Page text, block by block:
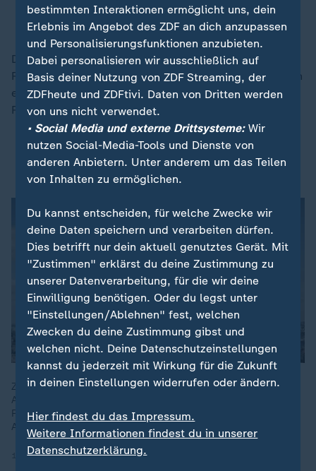
Bundesregierung
Die Verhandlungsoption sei "nicht glaubwürdig", weil
Russland seine Bedingungen nicht geändert habe. "Ein
erster Test der Glaubwürdigkeit wäre es, wenn
Russland die Waffenruhe verlängert", hieß es weiter.
Regierung bezeichnet Vorschlag als
"Scheinangebot"
ZDF-Korrespondent Coerper geht nicht davon aus, dass der
Altkanzler bald am Verhandlungstisch sitzt. Eigentlich wolle
Putin nur mit Trump verhandeln und setze ihn mit dieser
Aussage unter Druck.
10.05.2026 | 5:50 min
bestimmten Interaktionen ermöglicht uns, dein
Erlebnis im Angebot des ZDF an dich anzupassen
und Personalisierungsfunktionen anzubieten.
Dabei personalisieren wir ausschließlich auf
Basis deiner Nutzung von ZDF Streaming, der
ZDFheute und ZDFtivi. Daten von Dritten werden
von uns nicht verwendet.
• Social Media und externe Drittsysteme:Wir
nutzen Social-Media-Tools und Dienste von
anderen Anbietern. Unter anderem um das Teilen
von Inhalten zu ermöglichen.
Du kannst entscheiden, für welche Zwecke wir
deine Daten speichern und verarbeiten dürfen.
Dies betrifft nur dein aktuell genutztes Gerät. Mit
"Zustimmen" erklärst du deine Zustimmung zu
unserer Datenverarbeitung, für die wir deine
Einwilligung benötigen. Oder du legst unter
"Einstellungen/Ablehnen" fest, welchen
Zwecken du deine Zustimmung gibst und
welchen nicht. Deine Datenschutzeinstellungen
kannst du jederzeit mit Wirkung für die Zukunft
in deinen Einstellungen widerrufen oder ändern.
Hier findest du das Impressum.
Weitere Informationen findest du in unserer
Datenschutzerklärung.